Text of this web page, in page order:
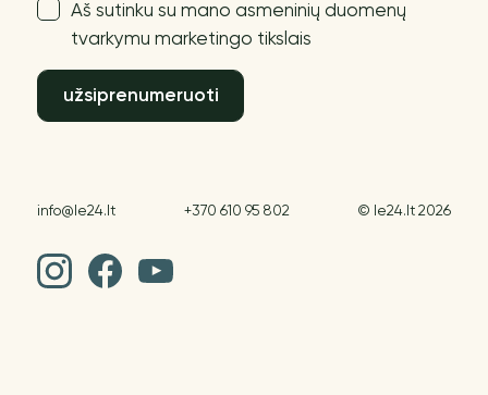
Aš sutinku su mano asmeninių duomenų
tvarkymu marketingo tikslais
užsiprenumeruoti
info@le24.lt +370 610 95 802 © le24.lt 2026